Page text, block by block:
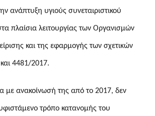
ανάπτυξη υγιούς συνεταιριστικού
πλαίσια λειτουργίας των Οργανισμών
και της εφαρμογής των σχετικών
4481/2017.
με ανακοίνωσή της από το 2017, δεν
τρόπο κατανομής του